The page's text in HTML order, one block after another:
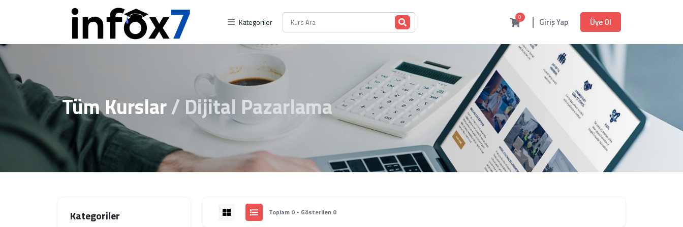
Kategoriler 0 Giriş Yap Üye Ol
Tüm Kurslar Dijital Pazarlama
Kategoriler Toplam 0 - Gösterilen 0